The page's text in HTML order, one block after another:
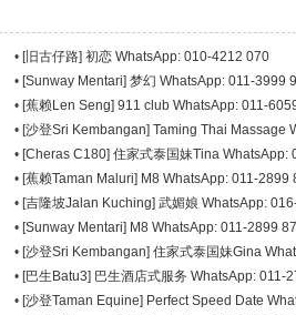
• [旧古仔路] 初恋 WhatsApp: 010-4212 070
• [Sunway Mentari] 梦幻 WhatsApp: 011-3999
• [蕉赖Len Seng] 911 club WhatsApp: 011-
• [沙登Sri Kembangan] Taming Thai Massage
• [Cheras C180] 住家式泰国妹Tina WhatsApp:
• [蕉赖Taman Maluri] M8 WhatsApp: 011-2899
• [吉隆坡Jalan Kuching] 武媚娘 WhatsApp:
• [Sunway Mentari] M8 WhatsApp: 011-2899
• [沙登Sri Kembangan] 住家式泰国妹Gina
• [巴生Batu3] 巴生酒店式服务 WhatsApp: 011-
• [沙登Taman Equine] Perfect Speed Date